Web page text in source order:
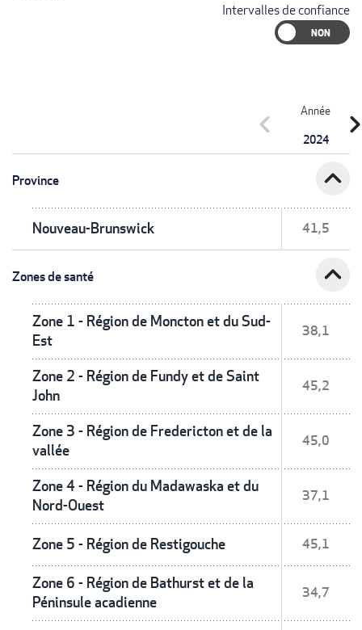
Intervalles de confiance
Année
2024
chevron_left
Province expand_less
Nouveau-Brunswick 41,5
Zones de santé expand_less
Zone 1 - Région de Moncton et du Sud-
Est
38,1
Zone 2 - Région de Fundy et de Saint
John
45,2
Zone 3 - Région de Fredericton et de la
vallée
45,0
Zone 4 - Région du Madawaska et du
Nord-Ouest
37,1
Zone 5 - Région de Restigouche 45,1
Zone 6 - Région de Bathurst et de la
Péninsule acadienne
34,7